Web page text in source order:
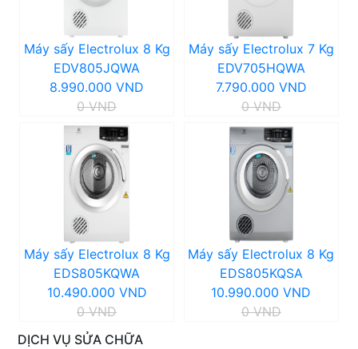
Máy sấy Electrolux 8 Kg
EDV805JQWA
8.990.000 VND
0 VND
Máy sấy Electrolux 7 Kg
EDV705HQWA
7.790.000 VND
0 VND
Máy sấy Electrolux 8 Kg
EDS805KQWA
10.490.000 VND
0 VND
Máy sấy Electrolux 8 Kg
EDS805KQSA
10.990.000 VND
0 VND
DỊCH VỤ SỬA CHỮA